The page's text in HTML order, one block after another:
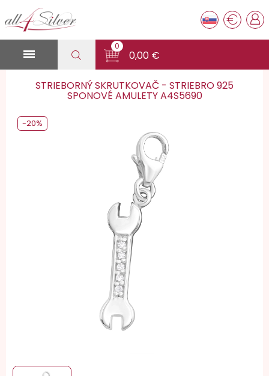
€

0
0,00 €
STRIEBORNÝ SKRUTKOVAČ - STRIEBRO 925
SPONOVÉ AMULETY A4S5690
-20%